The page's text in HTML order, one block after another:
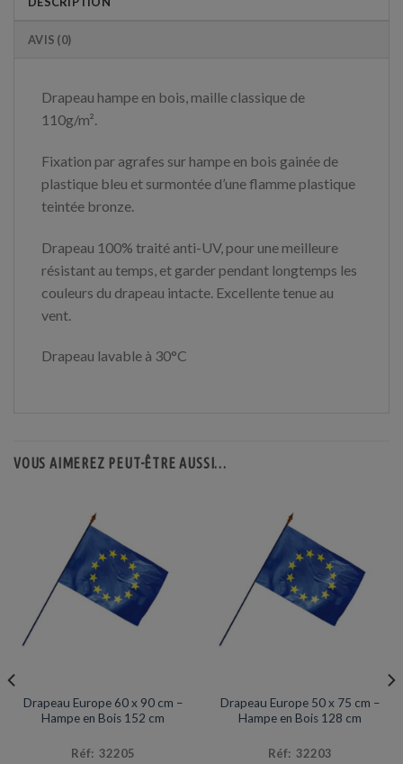
AVIS (0)
Drapeau hampe en bois, maille classique de
110g/m².
Fixation par agrafes sur hampe en bois gainée de
plastique bleu et surmontée d’une flamme plastique
teintée bronze.
Drapeau 100% traité anti-UV, pour une meilleure
résistant au temps, et garder pendant longtemps les
couleurs du drapeau intacte. Excellente tenue au
vent.
Drapeau lavable à 30°C
VOUS AIMEREZ PEUT-ÊTRE AUSSI…
Drapeau Europe 60 x 90 cm –
Hampe en Bois 152 cm
Réf: 32205
Drapeau Europe 50 x 75 cm –
Hampe en Bois 128 cm
Réf: 32203